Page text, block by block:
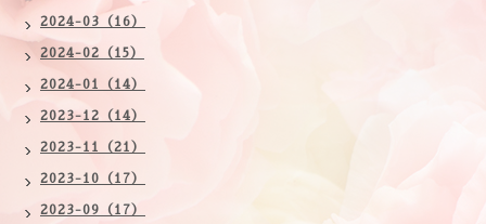
2024-03（16）
2024-02（15）
2024-01（14）
2023-12（14）
2023-11（21）
2023-10（17）
2023-09（17）